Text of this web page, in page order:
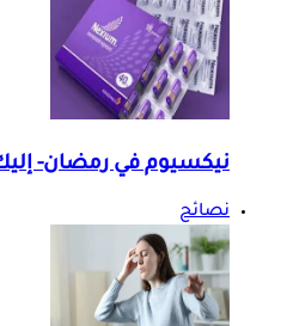
نيكسيوم في رمضان-
نصائح